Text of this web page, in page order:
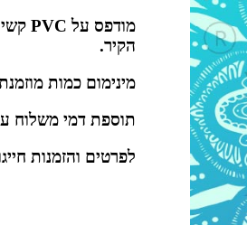
הקיר.
מינימום כמות מוזמנת 20
תוספת דמי משלוח על
לפרטים והזמנות חייגו אליי 052-